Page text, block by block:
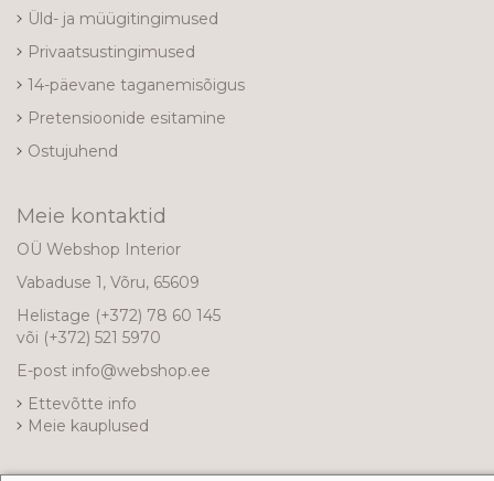
Üld- ja müügitingimused
Privaatsustingimused
14-päevane taganemisõigus
Pretensioonide esitamine
Ostujuhend
Meie kontaktid
OÜ Webshop Interior
Vabaduse 1, Võru, 65609
Helistage (+372) 78 60 145
või (+372) 521 5970
E-post info@webshop.ee
Ettevõtte info
Meie kauplused